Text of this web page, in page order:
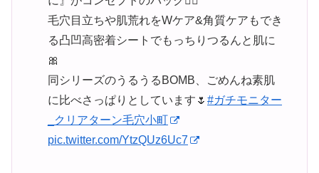
毛穴目立ちや肌荒れをWケア&角質ケアもでき
る凸凹高密着シートでもっちりつるんと肌に
🎀
同シリーズのうるうるBOMB、ごめんね素肌
に比べさっぱりとしています🌷 #ガチモニター
_クリアターン毛穴小町
pic.twitter.com/YtzQUz6Uc7